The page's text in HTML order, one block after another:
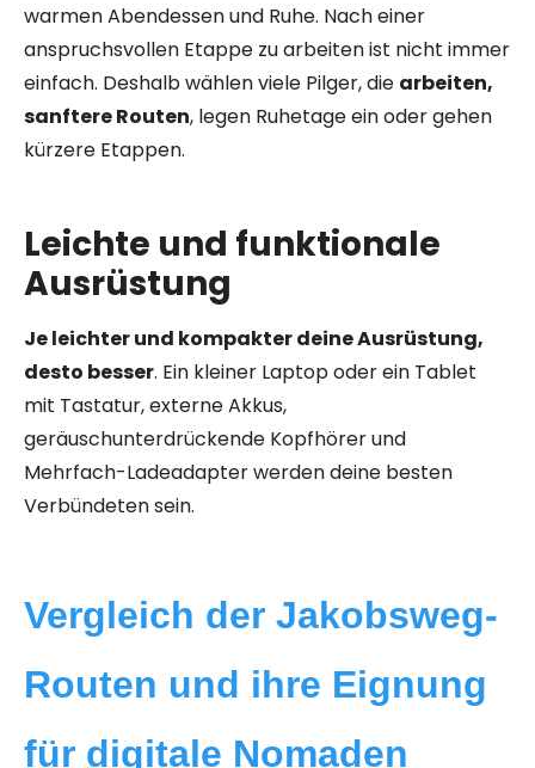
warmen Abendessen und Ruhe. Nach einer
anspruchsvollen Etappe zu arbeiten ist nicht immer
einfach. Deshalb wählen viele Pilger, die arbeiten,
sanftere Routen, legen Ruhetage ein oder gehen
kürzere Etappen.
Leichte und funktionale
Ausrüstung
Je leichter und kompakter deine Ausrüstung,
desto besser. Ein kleiner Laptop oder ein Tablet
mit Tastatur, externe Akkus,
geräuschunterdrückende Kopfhörer und
Mehrfach-Ladeadapter werden deine besten
Verbündeten sein.
Vergleich der Jakobsweg-
Routen und ihre Eignung
für digitale Nomaden